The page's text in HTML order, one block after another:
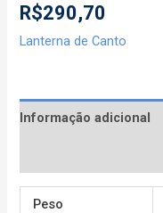
R$290,70
Lanterna de Canto
Informação adicional
Peso